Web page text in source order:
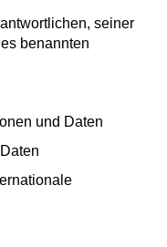
seiner
benannten
und Daten